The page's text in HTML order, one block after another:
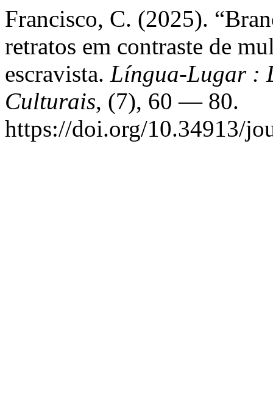
Francisco, C. (2025).
retratos em contraste de
escravista. Língua-Lugar :
Culturais, (7), 60 — 80.
https://doi.org/10.34913/